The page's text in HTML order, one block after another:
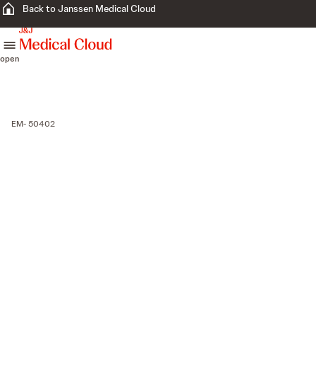
Back to Janssen Medical Cloud
open
EM- 50402